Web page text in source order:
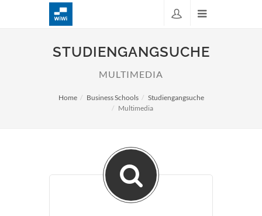
STUDIENGANGSUCHE
MULTIMEDIA
Home Business Schools
Studiengangsuche
Multimedia